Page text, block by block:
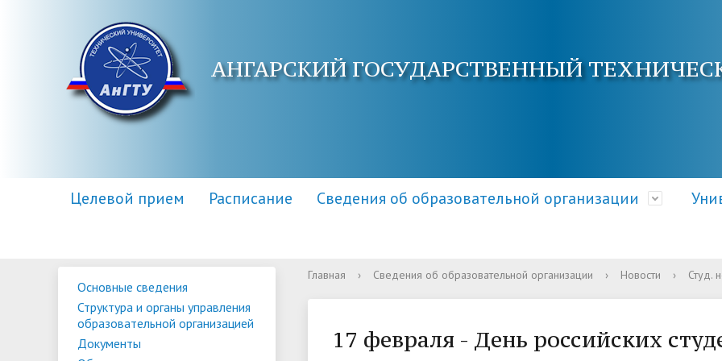
АНГАРСКИЙ ГОСУДАРСТВЕННЫЙ
Целевой прием Расписание Сведения об образовательной организации
Основные сведения
Структура и органы управления
Документы
Образовательные стандарты
Контакты Адреса электронной почты Кафедры АнГТУ
Научная библиотека
Центр повышения квалификации Наука и инновации
Приемная комиссия Информация о приеме Документы и справки
Для поступающих инвалидов
Правила и условия приема Общежитие
Основные сведения
Структура и органы управления
образовательной организацией
Документы
Главная › Сведения об образовательной организации › Новости › Студ.
17 февраля - День российских